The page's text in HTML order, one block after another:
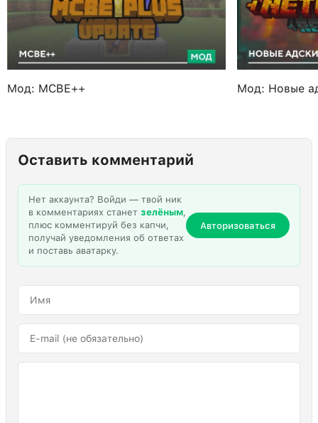
Мод: MCBE++ Мод: Новые
Оставить комментарий
Нет аккаунта? Войди — твой ник
в комментариях станет зелёным,
плюс комментируй без капчи,
получай уведомления об ответах
и поставь аватарку.
Авторизоваться